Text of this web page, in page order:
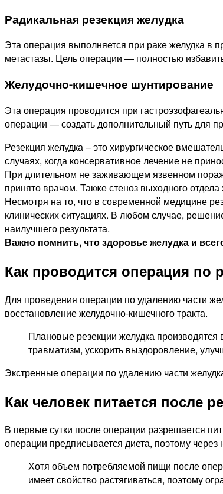
Радикальная резекция желудка
Эта операция выполняется при раке желудка в
метастазы. Цель операции — полностью
Желудочно-кишечное шунтирование
Эта операция проводится при
операции — создать дополнительный путь для
Резекция желудка – это хирургическое
случаях, когда консервативное лечение не
При длительном не заживающем язвенном
принято врачом. Также стеноз выходного
Несмотря на то, что в современной медицине
клинических ситуациях. В любом случае,
наилучшего результата.
Важно помнить, что здоровье желудка и
Как проводится операция по
Для проведения операции по удалению части
восстановление желудочно-кишечного тракта.
Плановые резекции желудка
травматизм, ускорить выздоровление,
Экстренные операции по удалению части
Как человек питается после
В первые сутки после операции разрешается
операции предписывается диета, поэтому
Хотя объем потребляемой пищи после
имеет свойство растягиваться, поэтому